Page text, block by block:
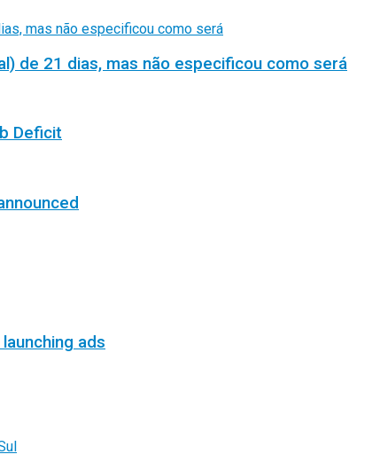
de 21 dias, mas não especificou como será
Deficit
ads